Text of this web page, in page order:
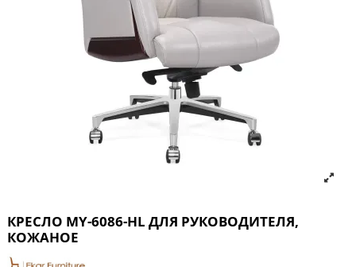
КРЕСЛО MY-6086-HL ДЛЯ РУКОВОДИТЕЛЯ,
КОЖАНОЕ